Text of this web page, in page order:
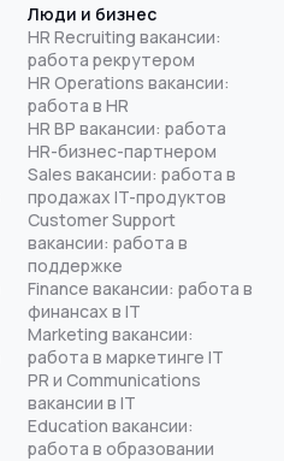
Люди и бизнес
HR Recruiting вакансии:
работа рекрутером
HR Operations вакансии:
работа в HR
HR BP вакансии: работа
HR-бизнес-партнером
Sales вакансии: работа в
продажах IT-продуктов
Customer Support
вакансии: работа в
поддержке
Finance вакансии: работа в
финансах в IT
Marketing вакансии:
работа в маркетинге IT
PR и Communications
вакансии в IT
Education вакансии:
работа в образовании